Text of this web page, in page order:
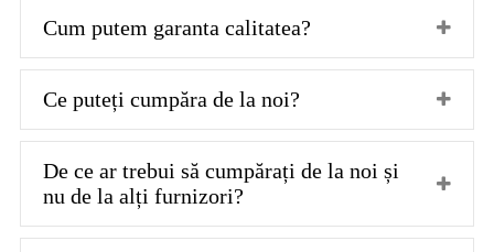
Cum putem garanta calitatea?
Ce puteți cumpăra de la noi?
De ce ar trebui să cumpărați de la noi și
nu de la alți furnizori?